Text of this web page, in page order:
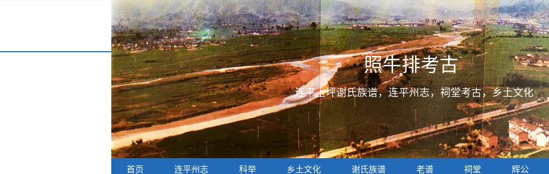
照牛排考古
连平上坪谢氏族谱，连平州志，祠堂考古，乡土文化
首页 连平州志 科举 乡土文化 谢氏族谱 老谱 祠堂 辉公